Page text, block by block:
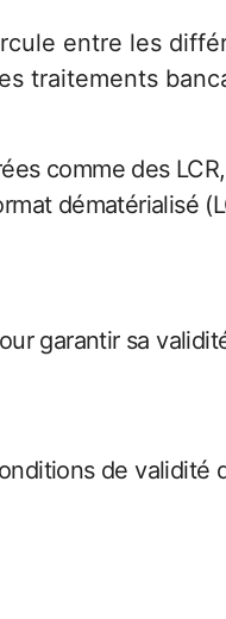
entre les
traitements
comme des
dématérialisé
garantir sa
de validité